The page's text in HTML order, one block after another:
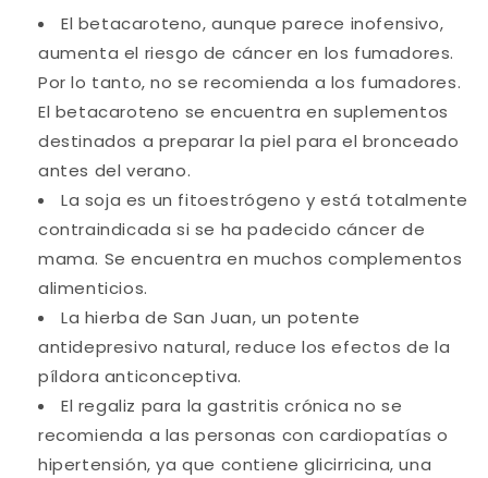
El betacaroteno, aunque parece inofensivo,
aumenta el riesgo de cáncer en los fumadores.
Por lo tanto, no se recomienda a los fumadores.
El betacaroteno se encuentra en suplementos
destinados a preparar la piel para el bronceado
antes del verano.
La soja es un fitoestrógeno y está totalmente
contraindicada si se ha padecido cáncer de
mama. Se encuentra en muchos complementos
alimenticios.
La hierba de San Juan, un potente
antidepresivo natural, reduce los efectos de la
píldora anticonceptiva.
El regaliz para la gastritis crónica no se
recomienda a las personas con cardiopatías o
hipertensión, ya que contiene glicirricina, una